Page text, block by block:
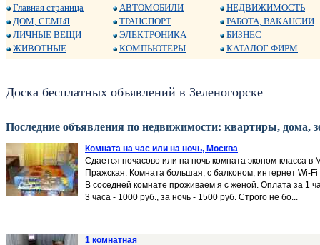
Главная страница
ДОМ, СЕМЬЯ
ЛИЧНЫЕ ВЕЩИ
ЖИВОТНЫЕ
АВТОМОБИЛИ
ТРАНСПОРТ
ЭЛЕКТРОНИКА
КОМПЬЮТЕРЫ
НЕДВИЖИМОСТЬ
РАБОТА, ВАКАНСИИ
БИЗНЕС
КАТАЛОГ ФИРМ
Доска бесплатных объявлений в Зеленогорске
Последние объявления по недвижимости: квартиры, дома,
Комната на час или на ночь, Москва
Сдается почасово или на ночь комната эконом-класса в
Пражская. Комната большая, с балконом, интернет Wi-
В соседней комнате проживаем я с женой. Оплата за 1
3 часа - 1000 руб., за ночь - 1500 руб. Строго не бо...
1 комнатная